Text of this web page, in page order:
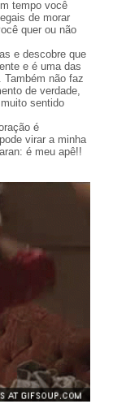
tempo você
de morar
quer ou não
e descobre que
e é uma das
Também não faz
de verdade,
sentido
é
virar a minha
é meu apê!!